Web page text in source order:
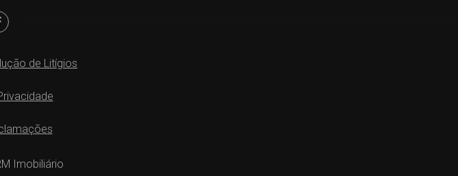
de Litígios
Imobiliário